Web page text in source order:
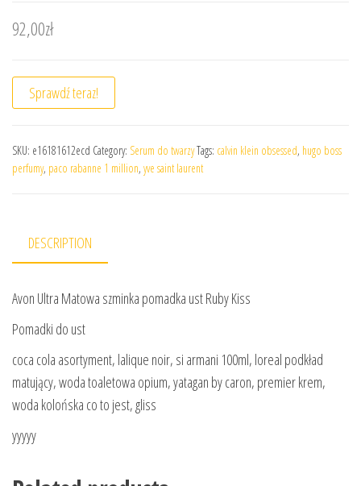
92,00zł
Sprawdź teraz!
SKU: e16181612ecd Category: Serum do twarzyTags: calvin klein obsessed, hugo boss
perfumy, paco rabanne 1 million, yve saint laurent
DESCRIPTION
Avon Ultra Matowa szminka pomadka ust Ruby Kiss
Pomadki do ust
coca cola asortyment, lalique noir, si armani 100ml, loreal podkład
matujący, woda toaletowa opium, yatagan by caron, premier krem,
woda kolońska co to jest, gliss
yyyyy